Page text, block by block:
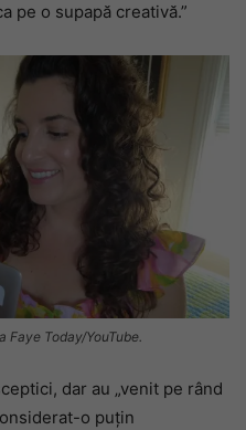
pe o supapă creativă.”
Faye Today/YouTube.
dar au „venit pe rând
o puțin